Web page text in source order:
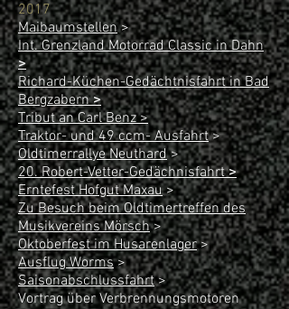
2017
Maibaumstellen>
Int. Grenzland Motorrad Classic in Dahn
>
Richard-Küchen-Gedächtnisfahrt in Bad
Bergzabern>
Tribut an Carl Benz >
Traktor- und 49 ccm- Ausfahrt>
Oldtimerrallye Neuthard>
20. Robert-Vetter-Gedächnisfahrt>
Erntefest Hofgut Maxau>
Zu Besuch beim Oldtimertreffen des
Musikvereins Mörsch>
Oktoberfest im Husarenlager>
Ausflug Worms>
Saisonabschlussfahrt>
Vortrag über Verbrennungsmotoren